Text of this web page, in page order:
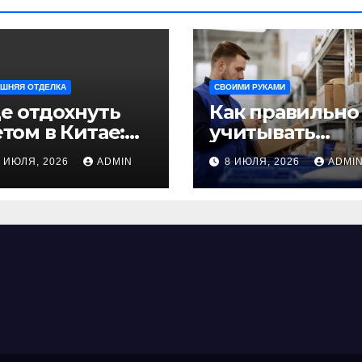
ОТДЕЛКА
отдохнуть
в Китае:
ИЮЛЯ, 2026 ADMIN
СВОИМИ РУКАМИ
Как правильно
учитывать
рабочее время
сотрудников:
советы для
8 ИЮЛЯ, 2026 ADMIN